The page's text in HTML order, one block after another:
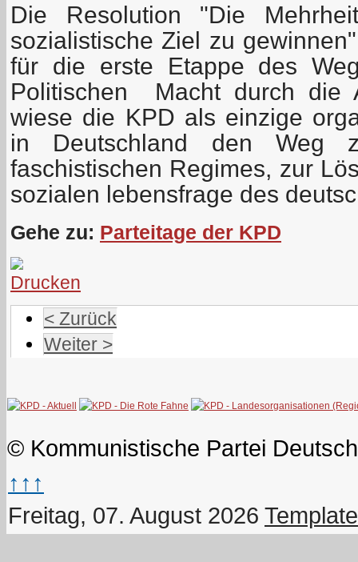
Die Resolution "Die
sozialistische Ziel zu
für die erste Etappe des
Politischen Macht durch die
wiese die KPD als einzige
in Deutschland den Weg
faschistischen Regimes, zur
sozialen lebensfrage des
Gehe zu: Parteitage der KPD
< Zurück
Weiter >
© Kommunistische Partei
↑↑↑
Freitag, 07. August 2026